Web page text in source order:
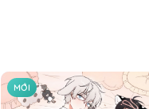
MỚI